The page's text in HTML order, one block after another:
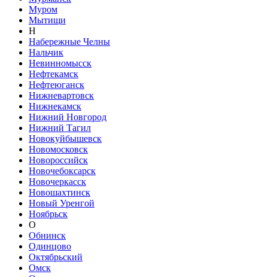
Муром
Мытищи
Н
Набережные Челны
Нальчик
Невинномысск
Нефтекамск
Нефтеюганск
Нижневартовск
Нижнекамск
Нижний Новгород
Нижний Тагил
Новокуйбышевск
Новомосковск
Новороссийск
Новочебоксарск
Новочеркасск
Новошахтинск
Новый Уренгой
Ноябрьск
О
Обнинск
Одинцово
Октябрьский
Омск